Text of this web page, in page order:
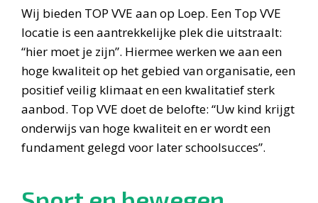
Wij bieden TOP VVE aan op Loep. Een Top VVE
locatie is een aantrekkelijke plek die uitstraalt:
“hier moet je zijn”. Hiermee werken we aan een
hoge kwaliteit op het gebied van organisatie, een
positief veilig klimaat en een kwalitatief sterk
aanbod. Top VVE doet de belofte: “Uw kind krijgt
onderwijs van hoge kwaliteit en er wordt een
fundament gelegd voor later schoolsucces”.